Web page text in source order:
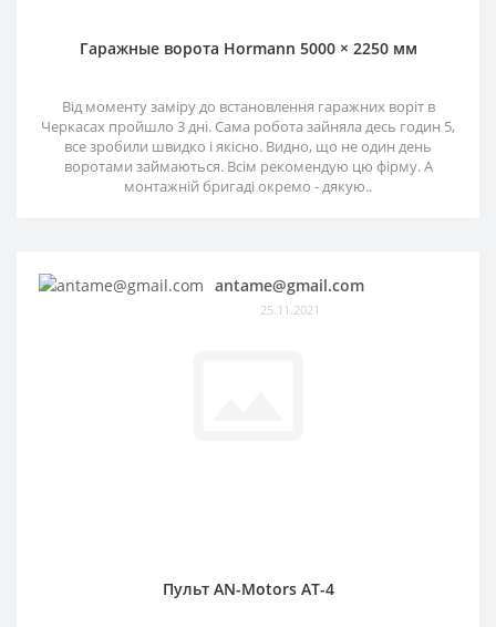
Гаражные ворота Hormann 5000 × 2250 мм
Від моменту заміру до встановлення гаражних воріт в
Черкасах пройшло 3 дні. Сама робота зайняла десь годин 5,
все зробили швидко і якісно. Видно, що не один день
воротами займаються. Всім рекомендую цю фірму. А
монтажній бригаді окремо - дякую..
antame@gmail.com
25.11.2021
Пульт AN-Motors AT-4